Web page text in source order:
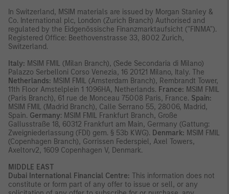
In Switzerland, MSIM materials are issued by Morgan Stanley &
Co. International plc, London (Zurich Branch) Authorised and
regulated by the Eidgenössische Finanzmarktaufsicht ("FINMA").
Registered Office: Beethovenstrasse 33, 8002 Zurich,
Switzerland.
Italy: MSIM FMIL (Milan Branch), (Sede Secondaria di Milano)
Palazzo Serbelloni Corso Venezia, 16 20121 Milano, Italy. The
Netherlands: MSIM FMIL (Amsterdam Branch), Rembrandt Tower,
11th Floor Amstelplein 1 1096HA, Netherlands. France: MSIM FMIL
(Paris Branch), 61 rue de Monceau 75008 Paris, France. Spain:
MSIM FMIL (Madrid Branch), Calle Serrano 55, 28006, Madrid,
Spain. Germany: MSIM FMIL Frankfurt Branch, Große
Gallusstraße 18, 60312 Frankfurt am Main, Germany (Gattung:
Zweigniederlassung (FDI) gem. § 53b KWG). Denmark: MSIM FMIL
(Copenhagen Branch), Gorrissen Federspiel, Axel Towers,
Axeltorv2, 1609 Copenhagen V, Denmark.
MIDDLE EAST
Dubai International Financial Centre: This information does not
constitute or form part of any offer to issue or sell, or any